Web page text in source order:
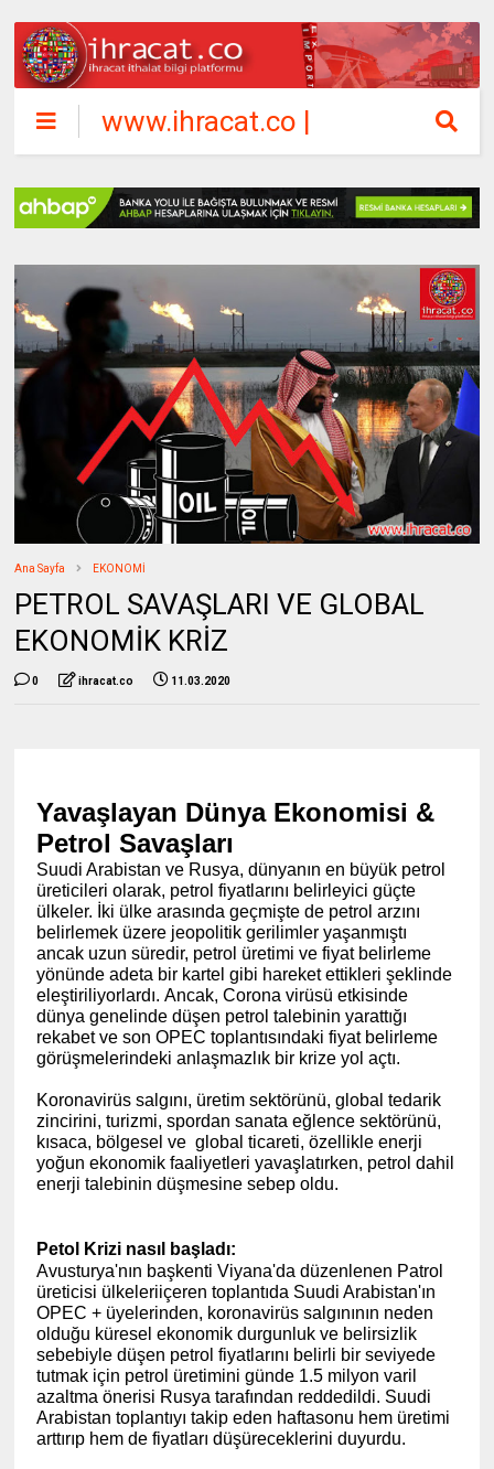
www.ihracat.co |
ihracat ithalat
bilgi platformu
Ana Sayfa EKONOMİ
PETROL SAVAŞLARI VE GLOBAL
EKONOMİK KRİZ
0 ihracat.co 11.03.2020
Yavaşlayan Dünya Ekonomisi &
Petrol Savaşları
Suudi Arabistan ve Rusya, dünyanın en büyük petrol
üreticileri olarak, petrol fiyatlarını belirleyici güçte
ülkeler. İki ülke arasında geçmişte de petrol arzını
belirlemek üzere jeopolitik gerilimler yaşanmıştı
ancak uzun süredir, petrol üretimi ve fiyat belirleme
yönünde adeta bir kartel gibi hareket ettikleri şeklinde
eleştiriliyorlardı. Ancak, Corona virüsü etkisinde
dünya genelinde düşen petrol talebinin yarattığı
rekabetve son OPEC toplantısındaki fiyat belirleme
görüşmelerindeki anlaşmazlık bir krize yol açtı.
Koronavirüs salgını, üretim sektörünü, global tedarik
zincirini, turizmi, spordan sanata eğlence sektörünü,
kısaca, bölgesel ve global ticareti, özellikle enerji
yoğun ekonomik faaliyetleri yavaşlatırken, petrol dahil
enerji talebinin düşmesine sebep oldu.
Petol Krizi nasıl başladı:
Avusturya'nın başkenti Viyana'da düzenlenen Patrol
üreticisi ülkeleriiçeren toplantıda Suudi Arabistan'ın
OPEC + üyelerinden, koronavirüs salgınının neden
olduğu küresel ekonomik durgunluk ve belirsizlik
sebebiyle düşen petrol fiyatlarını belirli bir seviyede
tutmak için petrol üretimini günde 1.5 milyon varil
azaltma önerisi Rusya tarafından reddedildi. Suudi
Arabistan toplantıyı takip eden haftasonu hem üretimi
arttırıp hem de fiyatları düşüreceklerini duyurdu.